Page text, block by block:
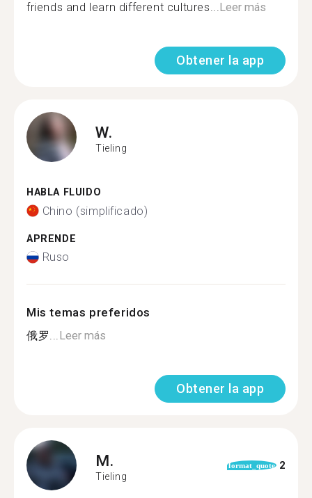
friends and learn different cultures...Leer más
Obtener la app
W.
Tieling
HABLA FLUIDO
Chino (simplificado)
APRENDE
Ruso
Mis temas preferidos
俄罗...Leer más
Obtener la app
M.
Tieling
format_quote 2